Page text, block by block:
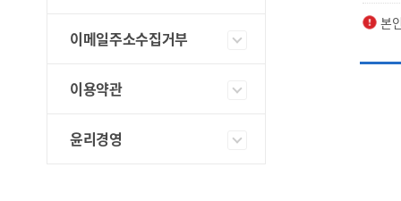
이메일주소수집거부
이용약관
윤리경영
본